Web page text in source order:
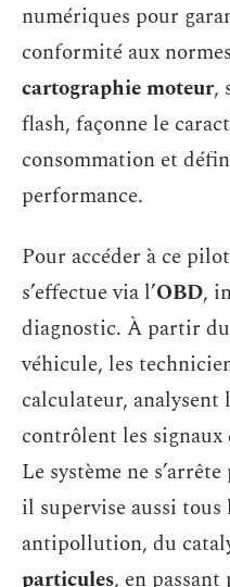
numériques pour
conformité aux
cartographie moteur,
flash, façonne le
consommation et
performance.
Pour accéder à ce
s’effectue via l’OBD,
diagnostic. À partir
véhicule, les
calculateur, analysent
contrôlent les
Le système ne
il supervise aussi
antipollution, du
particules, en